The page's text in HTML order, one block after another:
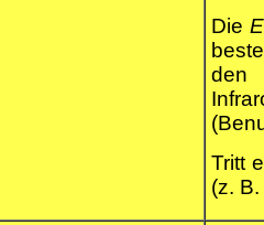
Die
den
Tritt
(z. B.